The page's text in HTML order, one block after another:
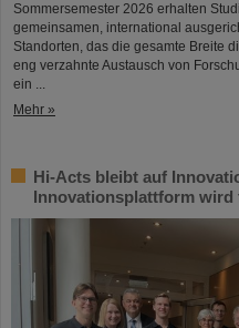
Sommersemester 2026 erhalten
gemeinsamen, international
Standorten, das die gesamte Breite
eng verzahnte Austausch von
ein ...
Mehr »
Hi-Acts bleibt auf
Innovationsplattform